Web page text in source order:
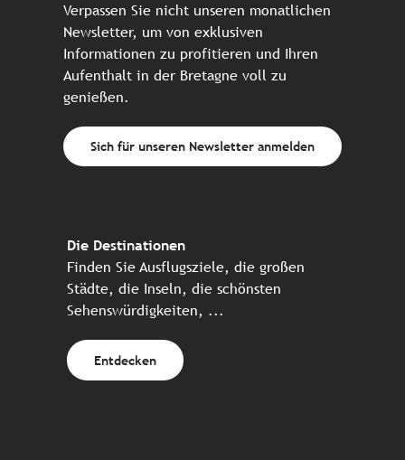
Verpassen Sie nicht unseren monatlichen
Newsletter, um von exklusiven
Informationen zu profitieren und Ihren
Aufenthalt in der Bretagne voll zu
genießen.
Sich für unseren Newsletter anmelden
Die Destinationen
Finden Sie Ausflugsziele, die großen
Städte, die Inseln, die schönsten
Sehenswürdigkeiten, ...
Entdecken